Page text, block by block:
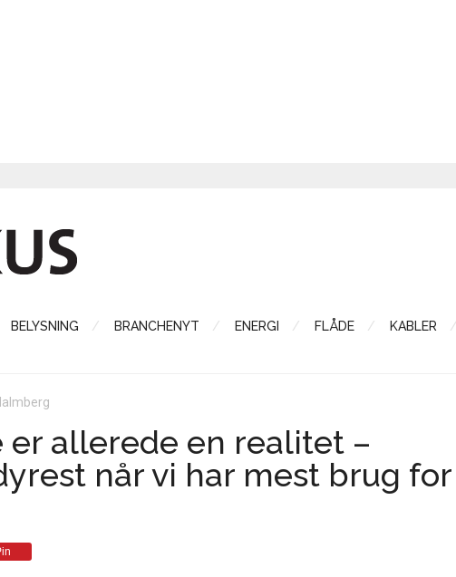
BELYSNING BRANCHENYT ENERGI FLÅDE KABLER
allerede en realitet –
når vi har mest brug for